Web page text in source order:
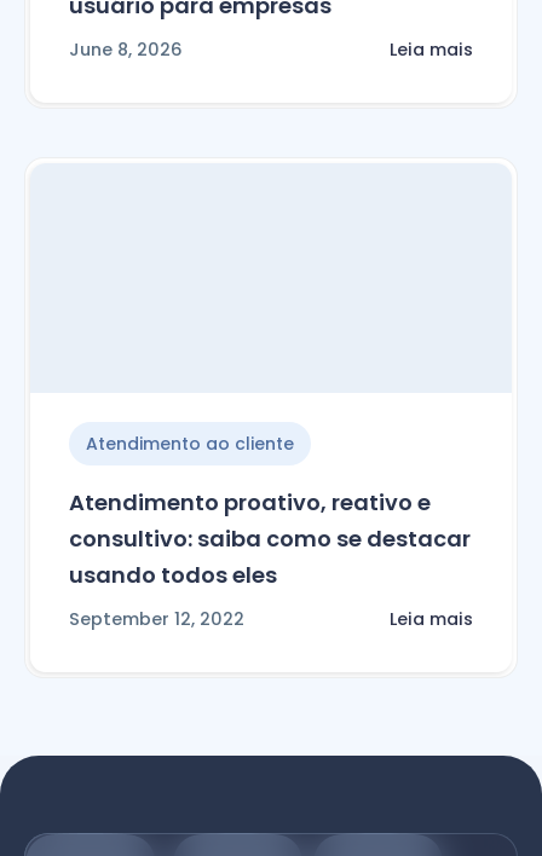
June 8, 2026 Leia mais
Atendimento ao cliente
Atendimento proativo, reativo e
consultivo: saiba como se destacar
usando todos eles
September 12, 2022 Leia mais